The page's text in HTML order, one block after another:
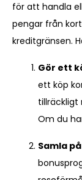
för att handla
pengar från
kreditgränsen.
Gör ett
ett köp
tillräckligt
Om du
Samla